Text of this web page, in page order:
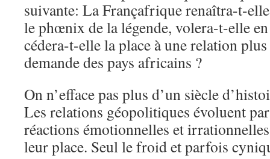
suivante: La Françafrique renaîtra-t-
le phœnix de la légende, volera-t-elle
cédera-t-elle la place à une relation
demande des pays africains ?
On n’efface pas plus d’un siècle
Les relations géopolitiques évoluent
réactions émotionnelles et
leur place. Seul le froid et parfois